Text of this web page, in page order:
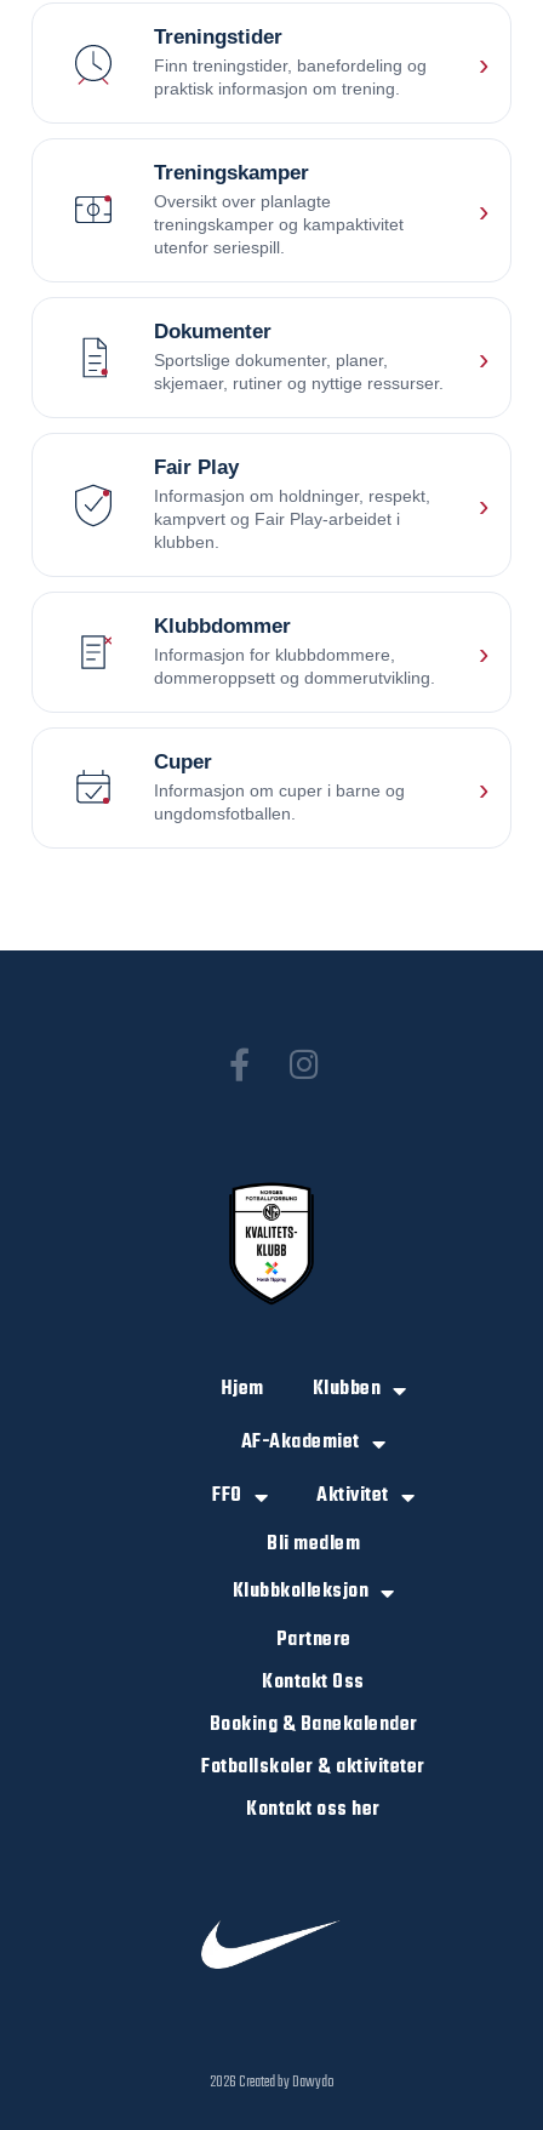
Treningstider
Finn treningstider, banefordeling og
praktisk informasjon om trening.
›
Treningskamper
Oversikt over planlagte
treningskamper og kampaktivitet
utenfor seriespill.
›
Dokumenter
Sportslige dokumenter, planer,
skjemaer, rutiner og nyttige ressurser.
›
Fair Play
Informasjon om holdninger, respekt,
kampvert og Fair Play-arbeidet i
klubben.
›
Klubbdommer
Informasjon for klubbdommere,
dommeroppsett og dommerutvikling.
›
Cuper
Informasjon om cuper i barne og
ungdomsfotballen.
›
Hjem
Klubben
AF-Akademiet
FFO
Aktivitet
Bli medlem
Klubbkolleksjon
Partnere
Kontakt Oss
Booking & Banekalender
Fotballskoler & aktiviteter
Kontakt oss her
2026 Created by Dawydo